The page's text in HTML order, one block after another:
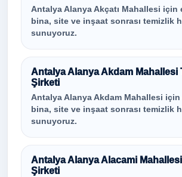
Antalya Alanya Akçatı Mahallesi için
bina, site ve inşaat sonrası temizlik
sunuyoruz.
Antalya Alanya Akdam Mahallesi
Şirketi
Antalya Alanya Akdam Mahallesi
bina, site ve inşaat sonrası temizlik
sunuyoruz.
Antalya Alanya Alacami
Şirketi